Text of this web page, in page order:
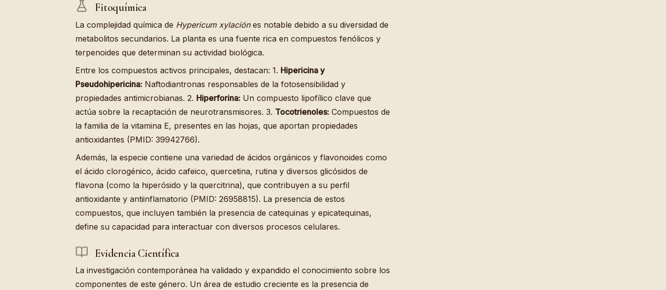
Fitoquímica
La complejidad química de Hypericum xylaciónes notable debido a su diversidad de
metabolitos secundarios. La planta es una fuente rica en compuestos fenólicos y
terpenoides que determinan su actividad biológica.
Entre los compuestos activos principales, destacan: 1. Hipericina y
Pseudohipericina: Naftodiantronas responsables de la fotosensibilidad y
propiedades antimicrobianas. 2. Hiperforina: Un compuesto lipofílico clave que
actúa sobre la recaptación de neurotransmisores. 3. Tocotrienoles: Compuestos de
la familia de la vitamina E, presentes en las hojas, que aportan propiedades
antioxidantes (PMID: 39942766).
Además, la especie contiene una variedad de ácidos orgánicos y flavonoides como
el ácido clorogénico, ácido cafeico, quercetina, rutina y diversos glicósidos de
flavona (como la hiperósido y la quercitrina), que contribuyen a su perfil
antioxidante y antiinflamatorio (PMID: 26958815). La presencia de estos
compuestos, que incluyen también la presencia de catequinas y epicatequinas,
define su capacidad para interactuar con diversos procesos celulares.
Evidencia Científica
La investigación contemporánea ha validado y expandido el conocimiento sobre los
componentes de este género. Un área de estudio creciente es la presencia de